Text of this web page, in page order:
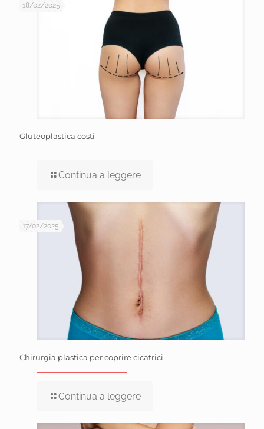
18/02/2025
Gluteoplastica costi
Continua a leggere
17/02/2025
Chirurgia plastica per coprire cicatrici
Continua a leggere